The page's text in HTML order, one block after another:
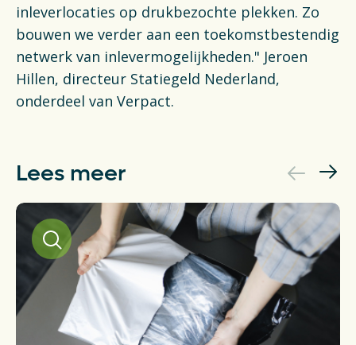
inleverlocaties op drukbezochte plekken. Zo
bouwen we verder aan een toekomstbestendig
netwerk van inlevermogelijkheden." Jeroen
Hillen, directeur Statiegeld Nederland,
onderdeel van Verpact.
Lees meer